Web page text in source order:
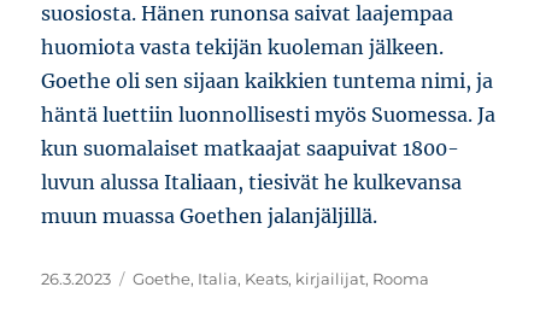
suosiosta. Hänen runonsa saivat laajempaa
huomiota vasta tekijän kuoleman jälkeen.
Goethe oli sen sijaan kaikkien tuntema nimi, ja
häntä luettiin luonnollisesti myös Suomessa. Ja
kun suomalaiset matkaajat saapuivat 1800-
luvun alussa Italiaan, tiesivät he kulkevansa
muun muassa Goethen jalanjäljillä.
Julkaistu
26.3.2023 Avainsanat
Goethe, Italia, Keats, kirjailijat, Rooma